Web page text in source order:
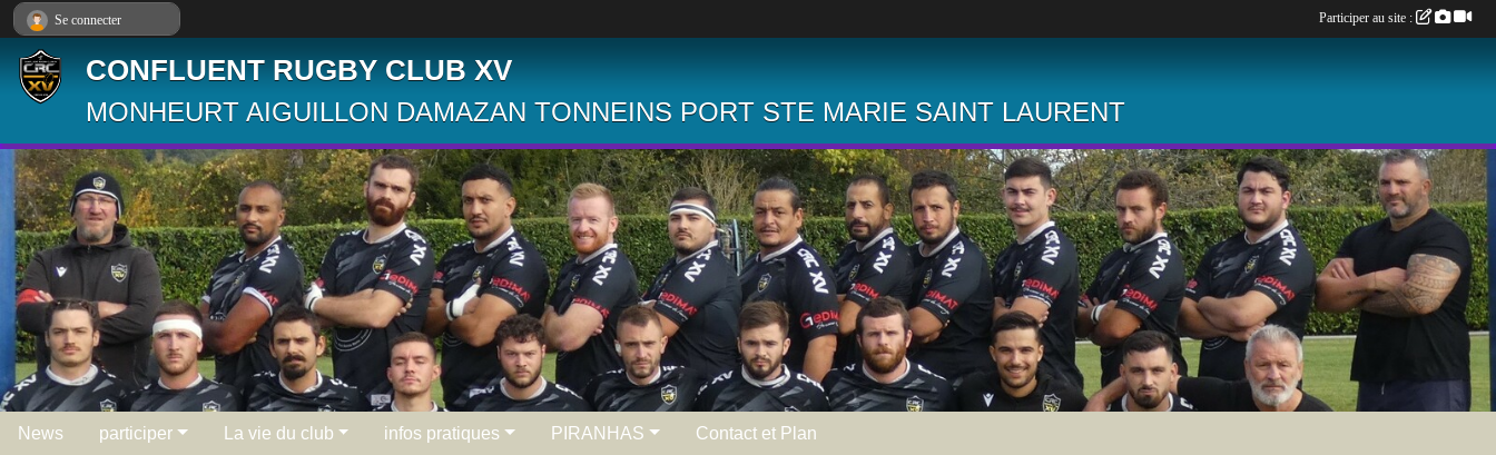
CONFLUENT RUGBY CLUB XV
MONHEURT AIGUILLON DAMAZAN TONNEINS PORT STE MARIE SAINT LAURENT
News participer La vie du club infos pratiques PIRANHAS Contact et Plan
Se connecter Participer au site :
Panneau de gestion des cookies